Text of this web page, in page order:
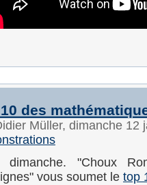
des
Müller, dimanche 12
dimanche. "Choux
vous soumet le top